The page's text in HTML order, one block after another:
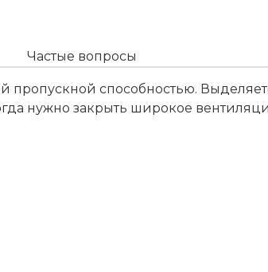
Частые вопросы
способностью.
нужно закрыть широкое